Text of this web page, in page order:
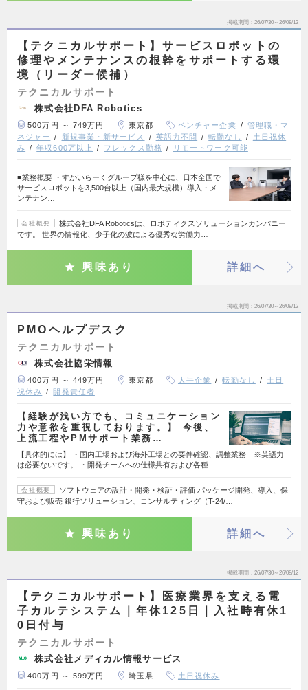
掲載期間 26/07/30～26/08/12
【テクニカルサポート】サービスロボットの
修理やメンテナンスの根幹をサポートする環
境（リーダー候補）
テクニカルサポート
株式会社DFA Robotics
500万円 ～ 749万円 東京都 ベンチャー企業
管理職・マ
ネジャー
新規事業・新サービス 英語力不問 転勤なし
土日祝休
み
年収600万以上 フレックス勤務 リモートワーク可能
■業務概要 ・すかいらーくグループ様を中心に、日本全国で
サービスロボットを3,500台以上（国内最大規模）導入・メ
ンテナン…
会社概要
株式会社DFA Roboticsは、ロボティクスソリューションカンパニー
です。 世界の情報化、少子化の波による優秀な労働力…
興味あり 詳細へ
掲載期間 26/07/30～26/08/12
PMOヘルプデスク
テクニカルサポート
株式会社協栄情報
400万円 ～ 449万円 東京都 大手企業 転勤なし
土日
祝休み
開発責任者
【経験が浅い方でも、コミュニケーション
力や意欲を重視しております。】 今後、
上流工程やPMサポート業務…
【具体的には】 ・国内工場および海外工場との要件確認、調整業務 ※英語力
は必要ないです。 ・開発チームへの仕様共有および各種…
会社概要
ソフトウェアの設計・開発・検証・評価 パッケージ開発、導入、保
守および販売 銀行ソリューション、コンサルティング（T-24/…
興味あり 詳細へ
掲載期間 26/07/30～26/08/12
【テクニカルサポート】医療業界を支える電
子カルテシステム｜年休125日｜入社時有休1
0日付与
テクニカルサポート
株式会社メディカル情報サービス
400万円 ～ 599万円 埼玉県 土日祝休み